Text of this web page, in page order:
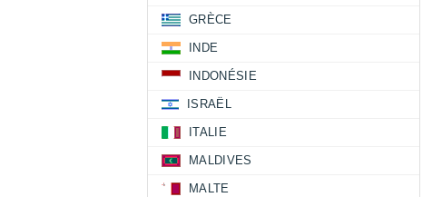
GRÈCE
INDE
INDONÉSIE
ISRAËL
ITALIE
MALDIVES
MALTE